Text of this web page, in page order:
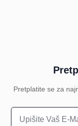
Pretplatite se za